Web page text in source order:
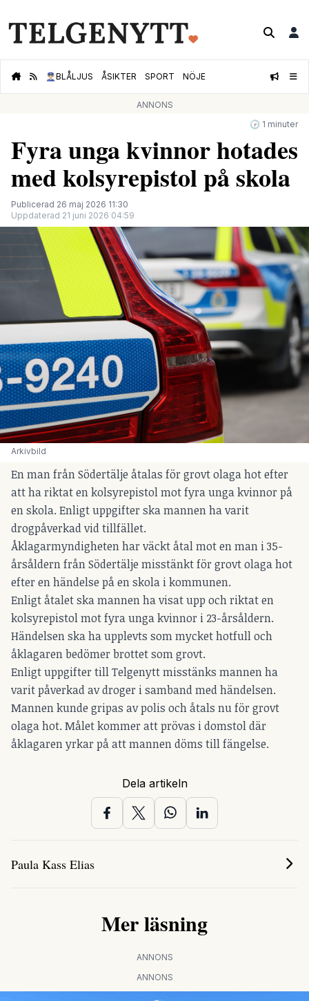
👮🏻‍♂️BLÅLJUS ÅSIKTER SPORT NÖJE
ANNONS
🕝 1 minuter
Fyra unga kvinnor hotades
med kolsyrepistol på skola
Publicerad 26 maj 2026 11:30
Uppdaterad 21 juni 2026 04:59
Arkivbild
En man från Södertälje åtalas för grovt olaga hot efter
att ha riktat en kolsyrepistol mot fyra unga kvinnor på
en skola. Enligt uppgifter ska mannen ha varit
drogpåverkad vid tillfället.
Åklagarmyndigheten har väckt åtal mot en man i 35-
årsåldern från Södertälje misstänkt för grovt olaga hot
efter en händelse på en skola i kommunen.
Enligt åtalet ska mannen ha visat upp och riktat en
kolsyrepistol mot fyra unga kvinnor i 23-årsåldern.
Händelsen ska ha upplevts som mycket hotfull och
åklagaren bedömer brottet som grovt.
Enligt uppgifter till Telgenytt misstänks mannen ha
varit påverkad av droger i samband med händelsen.
Mannen kunde gripas av polis och åtals nu för grovt
olaga hot. Målet kommer att prövas i domstol där
åklagaren yrkar på att mannen döms till fängelse.
Dela artikeln
Paula Kass Elias
Mer läsning
ANNONS
ANNONS